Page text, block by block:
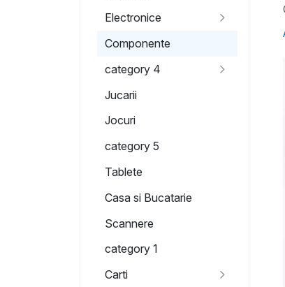
Electronice
Componente
category 4
Jucarii
Jocuri
category 5
Tablete
Casa si Bucatarie
Scannere
category 1
Carti